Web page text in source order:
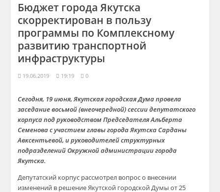
Бюджет города Якутска
скорректирован в пользу
программы по Комплексному
развитию транспортной
инфраструктуры
19.06.2019 19:19 0
Сегодня, 19 июня, Якутская городская Дума провела
заседание восьмой (внеочередной) сессии депутатского
корпуса под руководством Председателя Альберта
Семенова с участием главы города Якутска Сарданы
Авксентьевой, и руководителей структурных
подразделений Окружной администрации города
Якутска.
Депутатский корпус рассмотрел вопрос о внесении
изменений в решение Якутской городской Думы от 25